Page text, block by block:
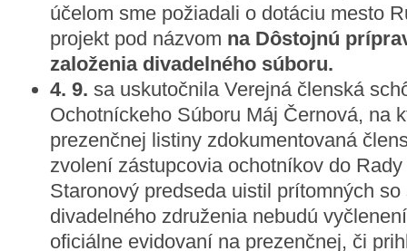
účelom sme požiadali o dotáciu mesto
projekt pod názvom na Dôstojnú
založenia divadelného súboru.
4. 9. sa uskutočnila Verejná členská
Ochotníckeho Súboru Máj Černová, na
prezenčnej listiny zdokumentovaná
zvolení zástupcovia ochotníkov do
Staronový predseda uistil prítomných
divadelného združenia nebudú
oficiálne evidovaní na prezenčnej, či